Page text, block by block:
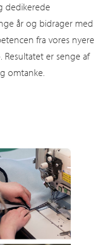
dedikerede
år og bidrager med
fra vores nyere
er senge af
omtanke.